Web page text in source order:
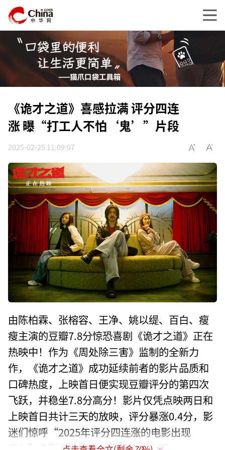
《诡才之道》喜感拉满 评分四连
涨 曝“打工人不怕‘鬼’”片段
2025-02-25 11:09:07
由陈柏霖、张榕容、王净、姚以缇、百白、瘦
瘦主演的豆瓣7.8分惊恐喜剧《诡才之道》正在
热映中！作为《周处除三害》监制的全新力
作，《诡才之道》成功延续前者的影片品质和
口碑热度，上映首日便实现豆瓣评分的第四次
飞跃，并稳坐7.8分高分！影片仅凭点映两日和
上映首日共计三天的放映，评分暴涨0.4分，影
迷们惊呼“2025年评分四连涨的电影出现